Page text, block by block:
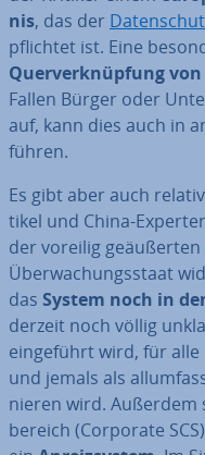
nis, das der
pflich­tet ist. Eine
Quer­ver­knüp­fung
Fallen Bürger oder
auf, kann dies auch in
führen.
Es gibt aber auch
ti­kel und China-
der voreilig
Über­wa­chungs­staat
das System noch in
derzeit noch völlig
ein­ge­führt wird, für
und jemals als
nie­ren wird.
be­reich (Corporate